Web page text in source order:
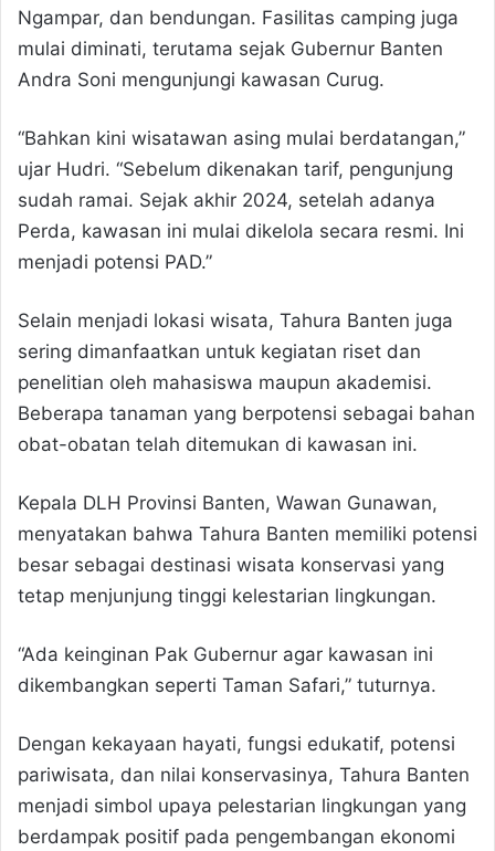
Ngampar, dan bendungan. Fasilitas camping juga
mulai diminati, terutama sejak Gubernur Banten
Andra Soni mengunjungi kawasan Curug.
“Bahkan kini wisatawan asing mulai berdatangan,”
ujar Hudri. “Sebelum dikenakan tarif, pengunjung
sudah ramai. Sejak akhir 2024, setelah adanya
Perda, kawasan ini mulai dikelola secara resmi. Ini
menjadi potensi PAD.”
Selain menjadi lokasi wisata, Tahura Banten juga
sering dimanfaatkan untuk kegiatan riset dan
penelitian oleh mahasiswa maupun akademisi.
Beberapa tanaman yang berpotensi sebagai bahan
obat-obatan telah ditemukan di kawasan ini.
Kepala DLH Provinsi Banten, Wawan Gunawan,
menyatakan bahwa Tahura Banten memiliki potensi
besar sebagai destinasi wisata konservasi yang
tetap menjunjung tinggi kelestarian lingkungan.
“Ada keinginan Pak Gubernur agar kawasan ini
dikembangkan seperti Taman Safari,” tuturnya.
Dengan kekayaan hayati, fungsi edukatif, potensi
pariwisata, dan nilai konservasinya, Tahura Banten
menjadi simbol upaya pelestarian lingkungan yang
berdampak positif pada pengembangan ekonomi